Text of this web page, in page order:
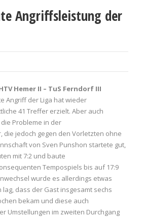
Angriffsleistung der
Hemer II – TuS Ferndorf III
Angriff der Liga hat wieder
41 Treffer erzielt. Aber auch
Probleme in der
die jedoch gegen den Vorletzten ohne
von Sven Punshon startete gut,
mit 7:2 und baute
Tempospiels bis auf 17:9
wurde es allerdings etwas
dass der Gast insgesamt sechs
bekam und diese auch
Umstellungen im zweiten Durchgang